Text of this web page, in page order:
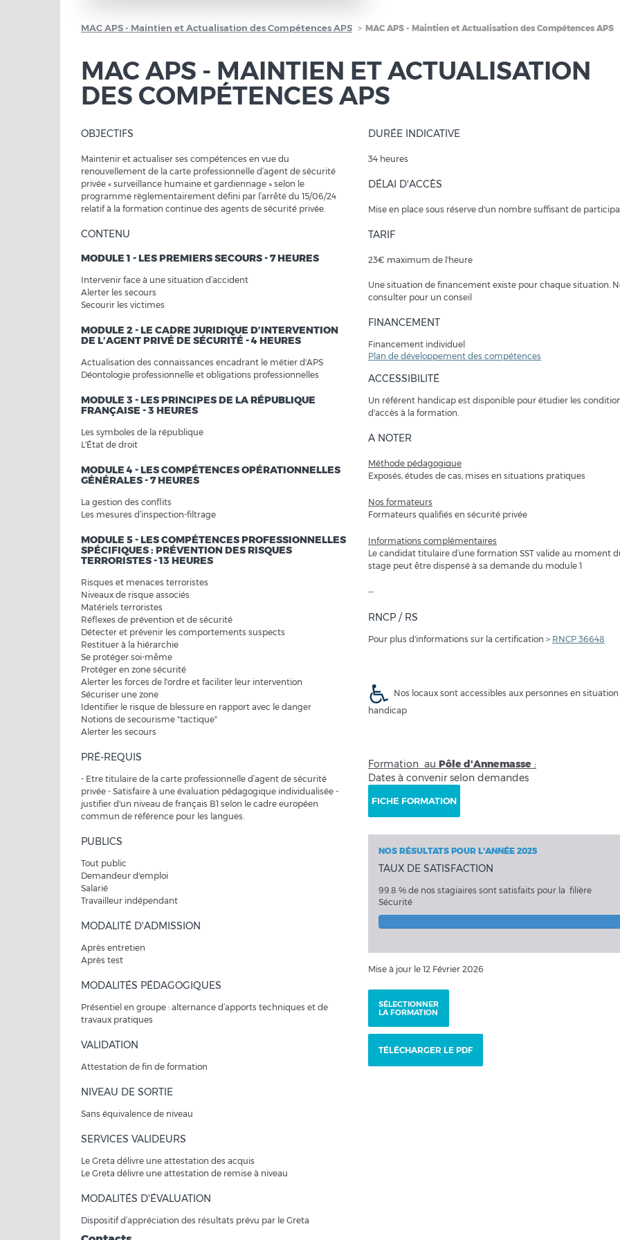
MAC APS - Maintien et Actualisation des Compétences APS MAC APS - Maintien et Actualisation des Compétences APS
MAC APS - MAINTIEN ET ACTUALISATION
DES COMPÉTENCES APS
OBJECTIFS
Maintenir et actualiser ses compétences en vue du
renouvellement de la carte professionnelle d’agent de sécurité
privée « surveillance humaine et gardiennage » selon le
programme règlementairement défini par l’arrêté du 15/06/24
relatif à la formation continue des agents de sécurité privée.
CONTENU
MODULE 1 - LES PREMIERS SECOURS - 7 HEURES
Intervenir face à une situation d’accident
Alerter les secours
Secourir les victimes
MODULE 2 - LE CADRE JURIDIQUE D’INTERVENTION
DE L’AGENT PRIVÉ DE SÉCURITÉ - 4 HEURES
Actualisation des connaissances encadrant le métier d'APS
Déontologie professionnelle et obligations professionnelles
MODULE 3 - LES PRINCIPES DE LA RÉPUBLIQUE
FRANÇAISE - 3 HEURES
Les symboles de la république
L'État de droit
MODULE 4 - LES COMPÉTENCES OPÉRATIONNELLES
GÉNÉRALES - 7 HEURES
La gestion des conflits
Les mesures d’inspection-filtrage
MODULE 5 - LES COMPÉTENCES PROFESSIONNELLES
SPÉCIFIQUES : PRÉVENTION DES RISQUES
TERRORISTES - 13 HEURES
Risques et menaces terroristes
Niveaux de risque associés
Matériels terroristes
Réflexes de prévention et de sécurité
Détecter et prévenir les comportements suspects
Restituer à la hiérarchie
Se protéger soi-même
Protéger en zone sécurité
Alerter les forces de l'ordre et faciliter leur intervention
Sécuriser une zone
Identifier le risque de blessure en rapport avec le danger
Notions de secourisme "tactique"
​Alerter les secours
PRÉ-REQUIS
- Etre titulaire de la carte professionnelle d’agent de sécurité
privée - Satisfaire à une évaluation pédagogique individualisée -
justifier d'un niveau de français B1 selon le cadre européen
commun de référence pour les langues.
PUBLICS
Tout public
Demandeur d'emploi
Salarié
Travailleur indépendant
MODALITÉ D'ADMISSION
Après entretien
Après test
MODALITÉS PÉDAGOGIQUES
Présentiel en groupe : alternance d’apports techniques et de
travaux pratiques
VALIDATION
Attestation de fin de formation
NIVEAU DE SORTIE
Sans équivalence de niveau
SERVICES VALIDEURS
Le Greta délivre une attestation des acquis
Le Greta délivre une attestation de remise à niveau
MODALITÉS D'ÉVALUATION
Dispositif d’appréciation des résultats prévu par le Greta
DURÉE INDICATIVE
34 heures
DÉLAI D'ACCÈS
Mise en place sous réserve d'un nombre suffisant de
TARIF
23€ maximum de l'heure
Une situation de financement existe pour chaque situation.
consulter pour un conseil
FINANCEMENT
Financement individuel
Plan de développement des compétences
ACCESSIBILITÉ
Un référent handicap est disponible pour étudier les
d'accès à la formation.
A NOTER
Méthode pédagogique
Exposés, études de cas, mises en situations pratiques
Nos formateurs
Formateurs qualifiés en sécurité privée
Informations complémentaires
Le candidat titulaire d’une formation SST valide au moment
stage peut être dispensé à sa demande du module 1
--
RNCP / RS
Pour plus d'informations sur la certification > RNCP 36648
Nos locaux sont accessibles aux personnes en
handicap
Formation au Pôle d'Annemasse :
Dates à convenir selon demandes
FICHE FORMATION
NOS RÉSULTATS POUR L'ANNÉE 2025
TAUX DE SATISFACTION
99.8 % de nos stagiaires sont satisfaits pour la filière
Sécurité
Mise à jour le 12 Février 2026
SÉLECTIONNER
LA FORMATION
TÉLÉCHARGER LE PDF